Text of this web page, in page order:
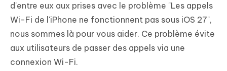
d'entre eux aux prises avec le problème "Les appels
Wi-Fi de l'iPhone ne fonctionnent pas sous iOS 27",
nous sommes là pour vous aider. Ce problème évite
aux utilisateurs de passer des appels via une
connexion Wi-Fi.